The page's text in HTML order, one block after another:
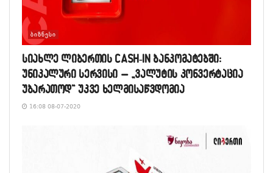
ᲑᲘᲖᲜᲔᲡᲘ
სიახლე ლიბერთის CASH-IN ბანკომატებში:
უნიკალური სერვისი – „ვალუტის კონვერტაცია
უბარათოდ“ უკვე ხელმისაწვდომია
16:08 08-07-2020